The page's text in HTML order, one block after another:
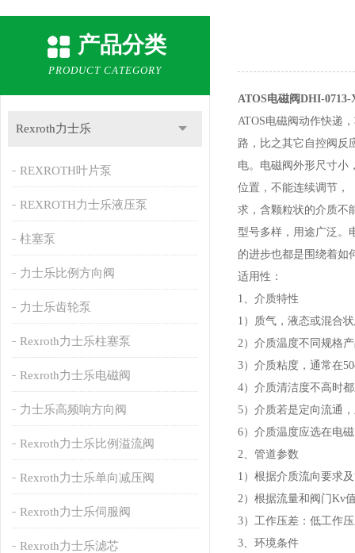
产品分类
PRODUCT CATEGORY
Rexroth力士乐
REXROTH叶片泵
REXROTH力士乐液压泵
柱塞泵
力士乐比例方向阀
力士乐齿轮泵
Rexroth力士乐柱塞泵
Rexroth力士乐电磁阀
力士乐高频响方向阀
Rexroth力士乐比例溢流阀
Rexroth力士乐单向减压阀
Rexroth力士乐伺服阀
Rexroth力士乐滤芯
ATOS电磁阀DHI-0713-
ATOS电磁阀动作快递
路，比之其它自控阀反
电。电磁阀外形尺寸小
位置，不能连续调节，
求，含颗粒状的介质不
型号多样，用途广泛。
的进步也都是围绕着如
适用性：
1、介质特性
1）质气，液态或混合
2）介质温度不同规格
3）介质粘度，通常在
4）介质清洁度不高时
5）介质若是定向流通
6）介质温度应选在电
2、管道参数
1）根据介质流向要求
2）根据流量和阀门Kv
3）工作压差：低工作
3、环境条件